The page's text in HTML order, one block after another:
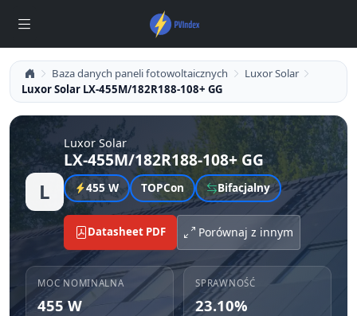
Baza danych paneli fotowoltaicznych
Luxor Solar
Luxor Solar LX-455M/182R188-108+ GG
L
Luxor Solar
LX-455M/182R188-108+ GG
455 W TOPCon Bifacjalny
Datasheet PDF Porównaj z innym
MOC NOMINALNA
455 W
SPRAWNOŚĆ
23.10%